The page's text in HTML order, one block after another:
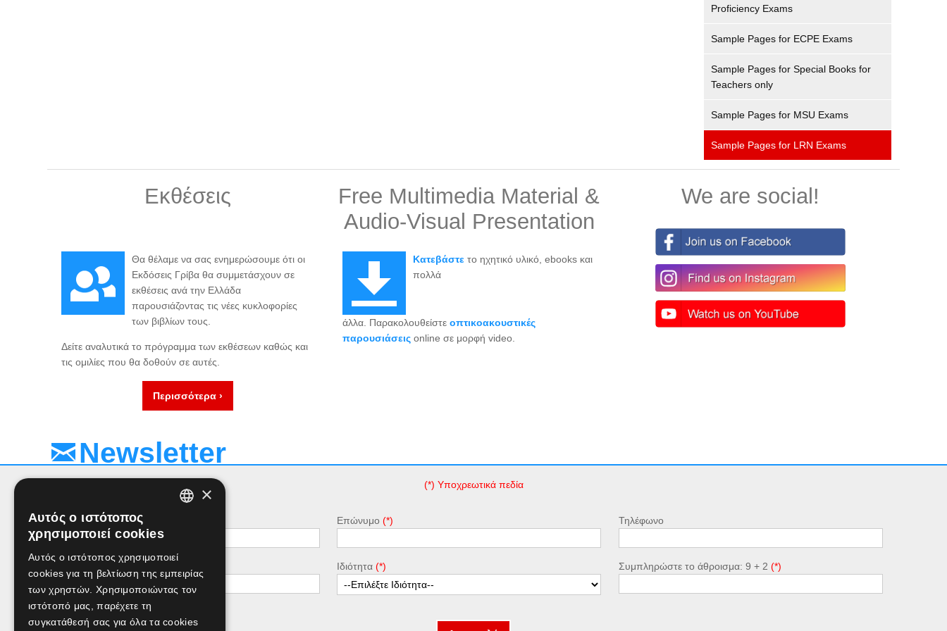
Proficiency Exams
Sample Pages for ECPE Exams
Sample Pages for Special Books for
Teachers only
Sample Pages for MSU Exams
Sample Pages for LRN Exams
Εκθέσεις
Θα θέλαμε να σας ενημερώσουμε ότι οι
Εκδόσεις Γρίβα θα συμμετάσχουν σε
εκθέσεις ανά την Ελλάδα
παρουσιάζοντας τις νέες κυκλοφορίες
των βιβλίων τους.
Δείτε αναλυτικά το πρόγραμμα των εκθέσεων καθώς και
τις ομιλίες που θα δοθούν σε αυτές.
Περισσότερα ›
Free Multimedia Material &
Audio-Visual Presentation
Κατεβάστε το ηχητικό υλικό, ebooks και
πολλά
άλλα. Παρακολουθείστεοπτικοακουστικές
παρουσιάσεις online σε μορφή video.
We are social!
Newsletter
(*) Υποχρεωτικά πεδία
Όνομα Επώνυμο
Ιδιότητα
Τηλέφωνο
Συμπληρώστε το άθροισμα: 9 + 2
×
Αυτός ο ιστότοπος
χρησιμοποιεί cookies
Αυτός ο ιστότοπος χρησιμοποιεί
cookies για τη βελτίωση της εμπειρίας
των χρηστών. Χρησιμοποιώντας τον
ιστότοπό μας, παρέχετε τη
συγκατάθεσή σας για όλα τα cookies